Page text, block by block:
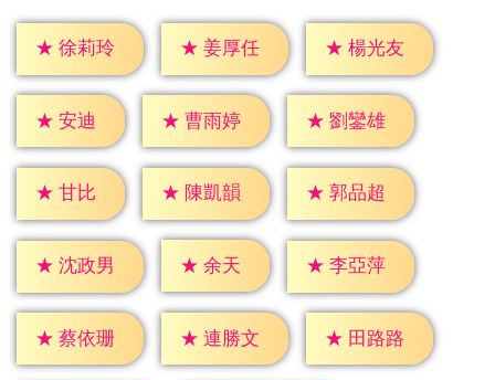
★ 徐莉玲 ★ 姜厚任 ★ 楊光友
★ 安迪 ★ 曹雨婷 ★ 劉鑾雄
★ 甘比 ★ 陳凱韻 ★ 郭品超
★ 沈政男 ★ 余天 ★ 李亞萍
★ 蔡依珊 ★ 連勝文 ★ 田路路